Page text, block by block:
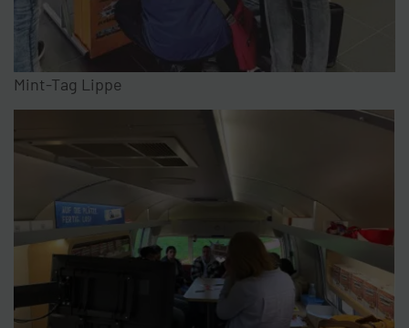
Mint-Tag Lippe